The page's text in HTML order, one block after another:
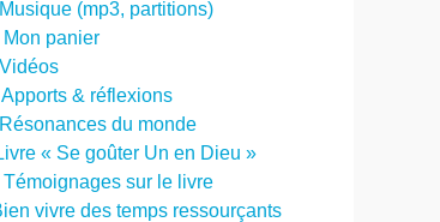
(mp3, partitions)
Mon panier
& réflexions
du monde
« Se goûter Un en Dieu »
Témoignages sur le livre
vivre des temps ressourçants